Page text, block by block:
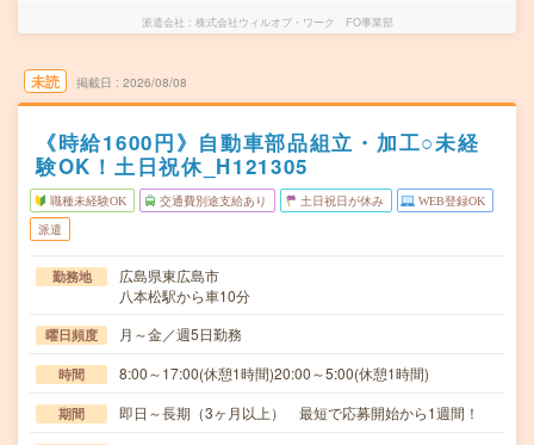
派遣会社 株式会社ウィルオブ・ワーク FO事業部
未読 掲載日 2026/08/08
《時給1600円》自動車部品組立・加工○未経
験OK！土日祝休_H121305
職種未経験OK 交通費別途支給あり 土日祝日が休み WEB登録OK
派遣
勤務地
広島県東広島市
八本松駅から車10分
曜日頻度 月～金／週5日勤務
時間 8:00～17:00(休憩1時間)20:00～5:00(休憩1時間)
期間 即日～長期（3ヶ月以上） 最短で応募開始から1週間！